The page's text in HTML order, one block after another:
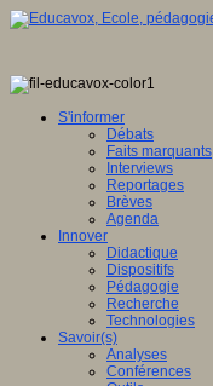
S'informer
Débats
Faits marquants
Interviews
Reportages
Brèves
Agenda
Innover
Didactique
Dispositifs
Pédagogie
Recherche
Technologies
Savoir(s)
Analyses
Conférences